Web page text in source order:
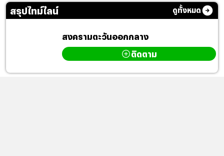
สรุปไทม์ไลน์ ดูทั้งหมด
สงครามตะวันออกกลาง
ติดตาม